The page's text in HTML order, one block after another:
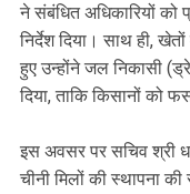
ने संबंधित अधिकारियों को
निर्देश दिया। साथ ही,
हुए उन्होंने जल निकासी
दिया, ताकि किसानों को
इस अवसर पर सचिव श्री
चीनी मिलों की स्थापना